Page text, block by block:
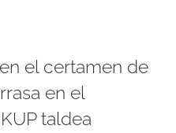
el certamen de
en el
taldea